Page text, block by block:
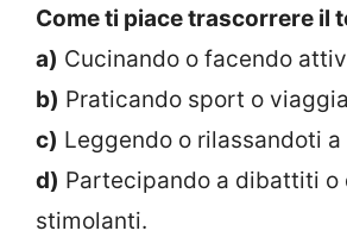
Come ti piace trascorrere il
a) Cucinando o facendo
b) Praticando sport o
c) Leggendo o rilassandoti a
d) Partecipando a dibattiti o
stimolanti.